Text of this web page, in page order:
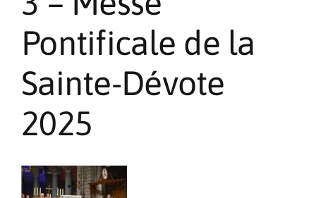
Contact
Pontificale de la
Sainte-Dévote
2025